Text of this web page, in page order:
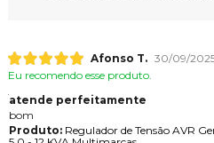
Afonso T. 30/09/
Eu recomendo esse produto.
atende perfeitamente
bom
Produto:Regulador de Tensão AVR